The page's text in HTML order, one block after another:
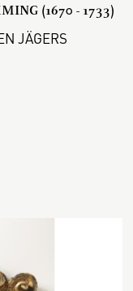
(1670 - 1733)
JÄGERS